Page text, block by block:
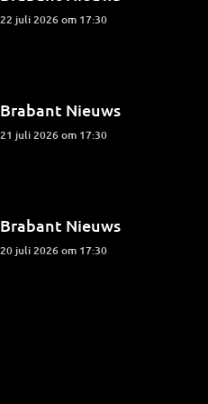
22 juli 2026 om 17:30
Brabant Nieuws
21 juli 2026 om 17:30
Brabant Nieuws
20 juli 2026 om 17:30